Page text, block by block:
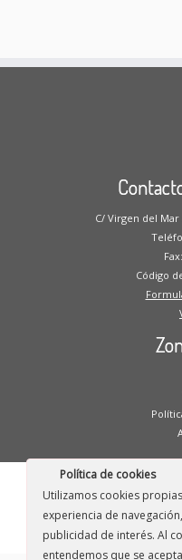
C/ Virgen del Mar
Código
·© 2026 CP Blas
Diseñado
Política de cookies
Utilizamos cookies
experiencia de
publicidad de interés. Al
entendemos que se